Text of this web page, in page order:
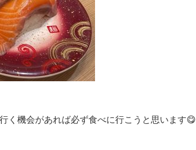
く機会があれば必ず食べに行こうと思います😋